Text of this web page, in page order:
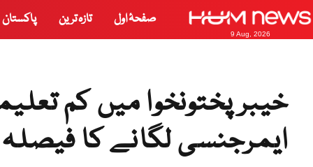
9 Aug, 2026
صفحۂ اول تازہ ترین پاکستان
خیبر پختونخوا میں کم
ایمرجنسی لگانے کا فیصلہ